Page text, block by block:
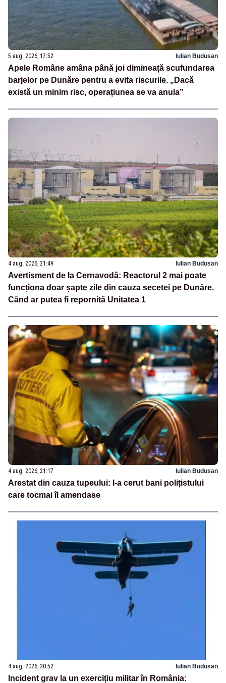
5 aug. 2026, 17:52 Iulian Budusan
Apele Române amâna până joi dimineață scufundarea
barjelor pe Dunăre pentru a evita riscurile. „Dacă
există un minim risc, operațiunea se va anula”
4 aug. 2026, 21:49 Iulian Budusan
Avertisment de la Cernavodă: Reactorul 2 mai poate
funcționa doar șapte zile din cauza secetei pe Dunăre.
Când ar putea fi repornită Unitatea 1
4 aug. 2026, 21:17 Iulian Budusan
Arestat din cauza tupeului: I-a cerut bani polițistului
care tocmai îl amendase
4 aug. 2026, 20:52 Iulian Budusan
Incident grav la un exercițiu militar în România: